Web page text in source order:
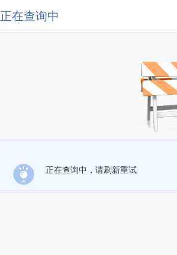
正在查询中
正在查询中，请刷新重试